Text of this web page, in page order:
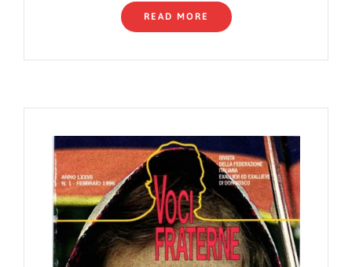
READ MORE